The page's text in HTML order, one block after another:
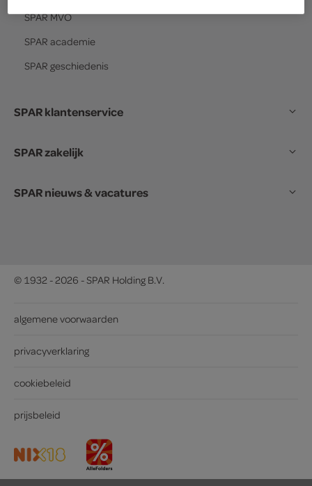
SPARMVO
SPAR academie
SPAR geschiedenis
SPAR klantenservice
SPAR zakelijk
SPAR nieuws & vacatures
© 1932 - 2026 - SPAR Holding B.V.
algemene voorwaarden
privacyverklaring
cookiebeleid
prijsbeleid